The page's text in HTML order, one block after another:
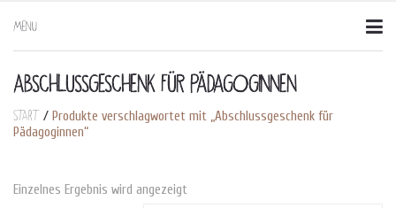
MENU
to
content
ABSCHLUSSGESCHENK FÜR PÄDAGOGINNEN
Start / Produkte verschlagwortet mit „Abschlussgeschenk für
Pädagoginnen“
Einzelnes Ergebnis wird angezeigt